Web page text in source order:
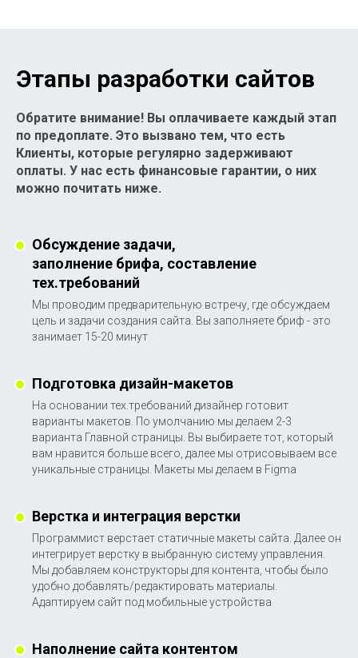
Этапы разработки сайтов
Обратите внимание! Вы оплачиваете каждый этап
по предоплате. Это вызвано тем, что есть
Клиенты, которые регулярно задерживают
оплаты. У нас есть финансовые гарантии, о них
можно почитать ниже.
Обсуждение задачи,
заполнение брифа, составление
тех.требований
Мы проводим предварительную встречу, где обсуждаем
цель и задачи создания сайта. Вы заполняете бриф - это
занимает 15-20 минут
Подготовка дизайн-макетов
На основании тех.требований дизайнер готовит
варианты макетов. По умолчанию мы делаем 2-3
варианта Главной страницы. Вы выбираете тот, который
вам нравится больше всего, далее мы отрисовываем все
уникальные страницы. Макеты мы делаем в Figma
Верстка и интеграция верстки
Программист верстает статичные макеты сайта. Далее он
интегрирует верстку в выбранную систему управления.
Мы добавляем конструкторы для контента, чтобы было
удобно добавлять/редактировать материалы.
Адаптируем сайт под мобильные устройства
Наполнение сайта контентом
8 800 201 67
87
Обсудить задачу
Компания Продвижение
Разработка Аудиты
Кейсы Бесплатный аудит
Контакты 152-ФЗ
ПД|